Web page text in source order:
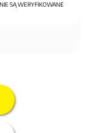
SĄ WERYFIKOWANE